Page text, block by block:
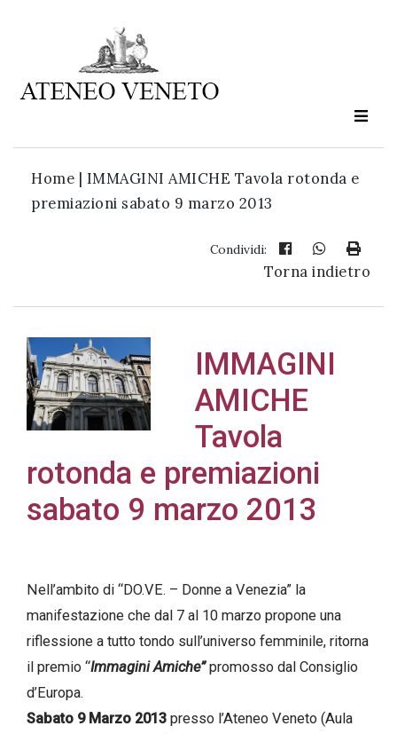
Home | IMMAGINI AMICHE Tavola rotonda e
premiazioni sabato 9 marzo 2013
Condividi:
Torna indietro
IMMAGINI
AMICHE
Tavola
rotonda e premiazioni
sabato 9 marzo 2013
Nell’ambito di “DO.VE. – Donne a Venezia” la
manifestazione che dal 7 al 10 marzo propone una
riflessione a tutto tondo sull’universo femminile, ritorna
il premio “Immagini Amiche”promosso dal Consiglio
d’Europa.
Sabato 9 Marzo 2013 presso l’Ateneo Veneto (Aula
Ateneo
è
cultura
Acconsento
all'uso dei
accordo
con il
decreto
legislativo
196/03